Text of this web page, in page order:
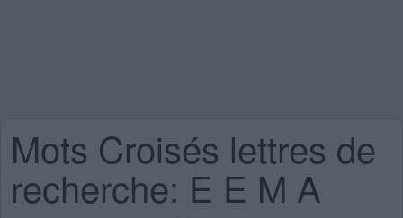
Mots Croisés lettres de
recherche: E E M A